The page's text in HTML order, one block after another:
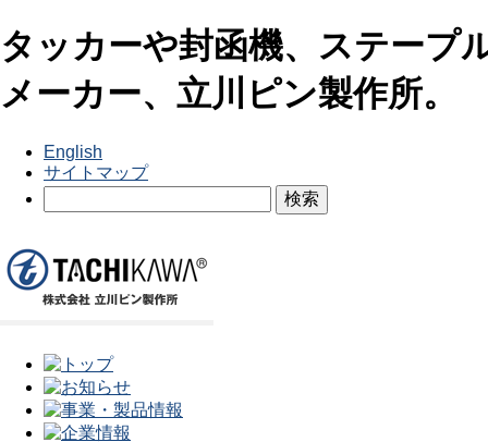
タッカーや封函機、ステープ
メーカー、立川ピン製作所。
English
サイトマップ